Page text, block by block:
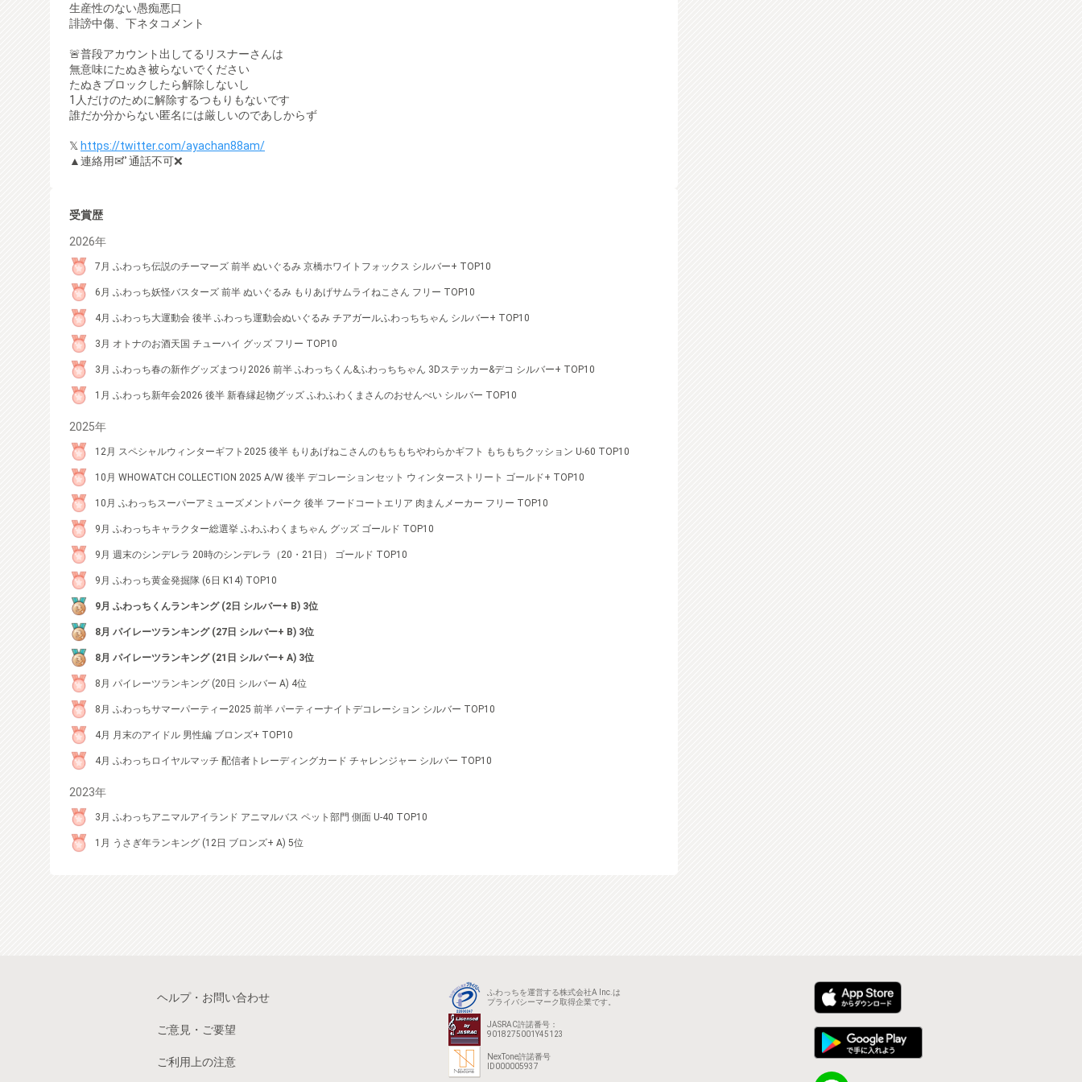
生産性のない愚痴悪口
誹謗中傷、下ネタコメント
🚨普段アカウント出してるリスナーさんは
無意味にたぬき被らないでください
たぬきブロックしたら解除しないし
1人だけのために解除するつもりもないです
誰だか分からない匿名には厳しいのであしからず
𝕏 https://twitter.com/ayachan88am/
▲連絡用✉ ͗ ͗通話不可❌
受賞歴
2026年
7月 ふわっち伝説のチーマーズ 前半 ぬいぐるみ 京橋ホワイトフォックス シルバー+ TOP10
6月 ふわっち妖怪バスターズ 前半 ぬいぐるみ もりあげサムライねこさん フリー TOP10
4月 ふわっち大運動会 後半 ふわっち運動会ぬいぐるみ チアガールふわっちちゃん シルバー+ TOP10
3月 オトナのお酒天国 チューハイ グッズ フリー TOP10
3月 ふわっち春の新作グッズまつり2026 前半 ふわっちくん&ふわっちちゃん 3Dステッカー&デコ シルバー+ TOP10
1月 ふわっち新年会2026 後半 新春縁起物グッズ ふわふわくまさんのおせんべい シルバー TOP10
2025年
12月 スペシャルウィンターギフト2025 後半 もりあげねこさんのもちもちやわらかギフト もちもちクッション U-60 TOP10
10月 WHOWATCH COLLECTION 2025 A/W 後半 デコレーションセット ウィンターストリート ゴールド+ TOP10
10月 ふわっちスーパーアミューズメントパーク 後半 フードコートエリア 肉まんメーカー フリー TOP10
9月 ふわっちキャラクター総選挙 ふわふわくまちゃん グッズ ゴールド TOP10
9月 週末のシンデレラ 20時のシンデレラ（20・21日） ゴールド TOP10
9月 ふわっち黄金発掘隊 (6日 K14) TOP10
9月 ふわっちくんランキング (2日 シルバー+ B) 3位
8月 パイレーツランキング (27日 シルバー+ B) 3位
8月 パイレーツランキング (21日 シルバー+ A) 3位
8月 パイレーツランキング (20日 シルバー A) 4位
8月 ふわっちサマーパーティー2025 前半 パーティーナイトデコレーション シルバー TOP10
4月 月末のアイドル 男性編 ブロンズ+ TOP10
4月 ふわっちロイヤルマッチ 配信者トレーディングカード チャレンジャー シルバー TOP10
2023年
3月 ふわっちアニマルアイランド アニマルバス ペット部門 側面 U-40 TOP10
1月 うさぎ年ランキング (12日 ブロンズ+ A) 5位
ヘルプ・お問い合わせ
ご意見・ご要望
ご利用上の注意
ふわっちを運営する株式会社A Inc.は
プライバシーマーク取得企業です。
JASRAC許諾番号：
9018275001Y45123
NexTone許諾番号
ID000005937